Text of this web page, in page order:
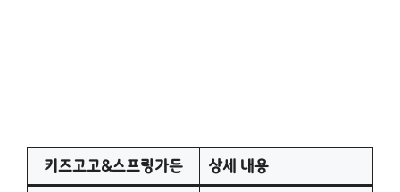
키즈고고&스프링가든 상세 내용